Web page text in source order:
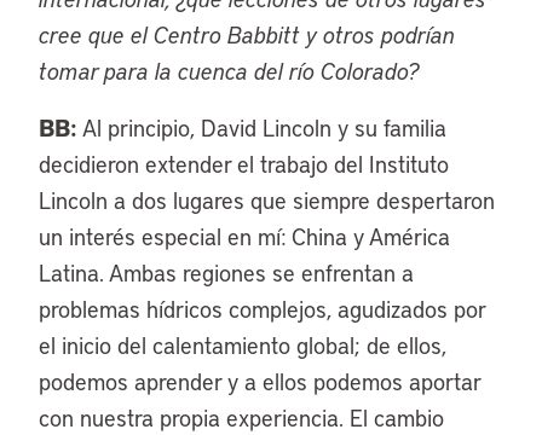
cree que el Centro Babbitt y otros podrían
tomar para la cuenca del río Colorado?
BB: Al principio, David Lincoln y su familia
decidieron extender el trabajo del Instituto
Lincoln a dos lugares que siempre despertaron
un interés especial en mí: China y América
Latina. Ambas regiones se enfrentan a
problemas hídricos complejos, agudizados por
el inicio del calentamiento global; de ellos,
podemos aprender y a ellos podemos aportar
con nuestra propia experiencia. El cambio